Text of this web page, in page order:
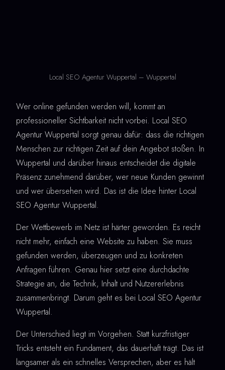
Local SEO Agentur Wuppertal – Wuppertal
Wer online gefunden werden will, kommt an
professioneller Sichtbarkeit nicht vorbei. Local SEO
Agentur Wuppertal sorgt genau dafür: dass die richtigen
Menschen zur richtigen Zeit auf dein Angebot stoßen. In
Wuppertal und darüber hinaus entscheidet die digitale
Präsenz zunehmend darüber, wer neue Kunden gewinnt
und wer übersehen wird. Das ist die Idee hinter Local
SEO Agentur Wuppertal.
Der Wettbewerb im Netz ist härter geworden. Es reicht
nicht mehr, einfach eine Website zu haben. Sie muss
gefunden werden, überzeugen und zu konkreten
Anfragen führen. Genau hier setzt eine durchdachte
Strategie an, die Technik, Inhalt und Nutzererlebnis
zusammenbringt. Darum geht es bei Local SEO Agentur
Wuppertal.
Der Unterschied liegt im Vorgehen. Statt kurzfristiger
Tricks entsteht ein Fundament, das dauerhaft trägt. Das ist
langsamer als ein schnelles Versprechen, aber es hält